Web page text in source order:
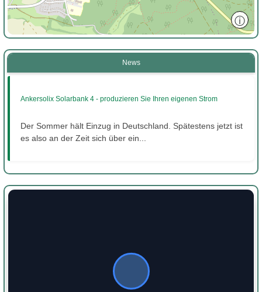
ⓘ
News
Ankersolix Solarbank 4 - produzieren Sie Ihren eigenen Strom
Der Sommer hält Einzug in Deutschland. Spätestens jetzt ist
es also an der Zeit sich über ein...